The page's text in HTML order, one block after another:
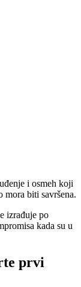
i osmeh koji
mora biti savršena.
izrađuje po
kada su u
prvi